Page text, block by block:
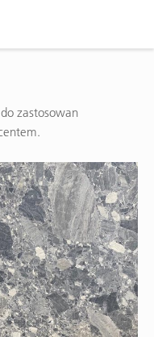
zastosowan